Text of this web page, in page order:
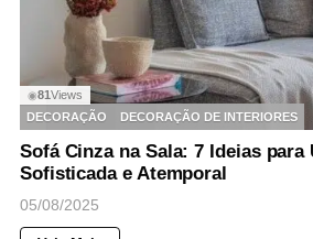
◉81 Views
DECORAÇÃO
DECORAÇÃO DE INTERIORES
Sofá Cinza na Sala: 7 Ideias para
Sofisticada e Atemporal
05/08/2025